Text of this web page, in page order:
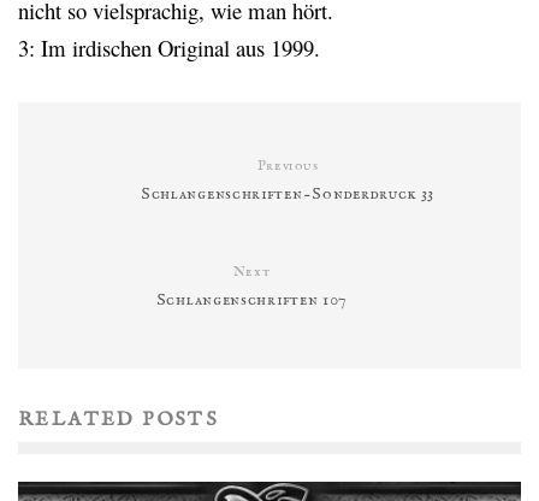
nicht so vielsprachig, wie man hört.
3: Im irdischen Original aus 1999.
Previous
Schlangenschriften-Sonderdruck 33
Next
Schlangenschriften 107
RELATED POSTS